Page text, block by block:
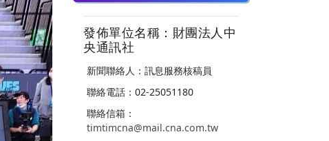
發佈單位名稱：財團法人中
央通訊社
新聞聯絡人：訊息服務核稿員
聯絡電話：02-25051180
聯絡信箱：
timtimcna@mail.cna.com.tw